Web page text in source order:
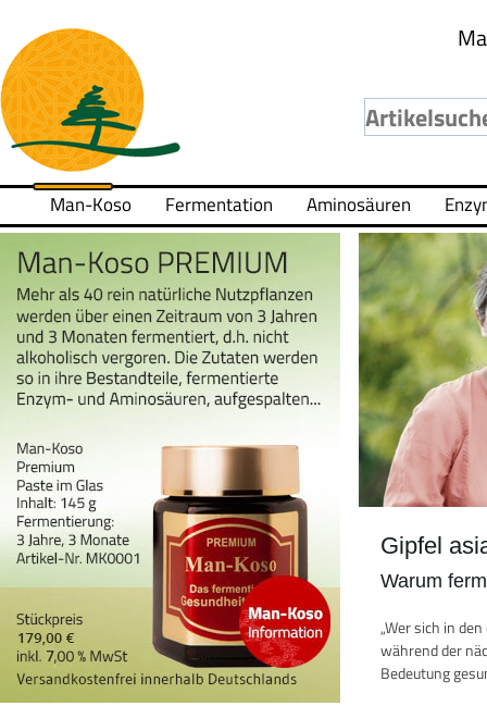
Man-Koso Fermentation Aminosäuren
Gipfel
Warum
„Wer sich in
während der
Bedeutung